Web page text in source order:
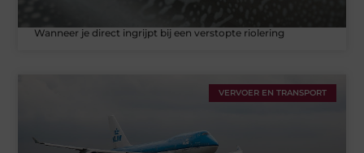
Wanneer je direct ingrijpt bij een verstopte riolering
VERVOER EN TRANSPORT